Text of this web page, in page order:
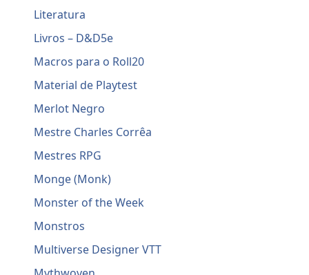
Literatura
Livros – D&D5e
Macros para o Roll20
Material de Playtest
Merlot Negro
Mestre Charles Corrêa
Mestres RPG
Monge (Monk)
Monster of the Week
Monstros
Multiverse Designer VTT